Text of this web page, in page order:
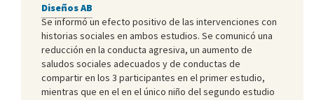
Diseños AB
Se informó un efecto positivo de las intervenciones con
historias sociales en ambos estudios. Se comunicó una
reducción en la conducta agresiva, un aumento de
saludos sociales adecuados y de conductas de
compartir en los 3 participantes en el primer estudio,
mientras que en el en el único niño del segundo estudio